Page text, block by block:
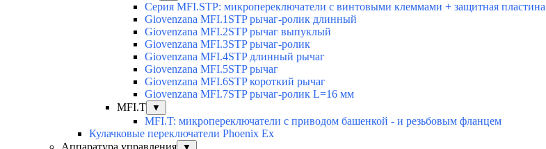
Серия MFI.STP: микропереключатели с винтовыми клеммами + защитная пластина
Giovenzana MFI.1STP рычаг-ролик длинный
Giovenzana MFI.2STP рычаг выпуклый
Giovenzana MFI.3STP рычаг-ролик
Giovenzana MFI.4STP длинный рычаг
Giovenzana MFI.5STP рычаг
Giovenzana MFI.6STP короткий рычаг
Giovenzana MFI.7STP рычаг-ролик L=16 мм
MFI.T
▼
MFI.T: микропереключатели с приводом башенкой - и резьбовым фланцем
Кулачковые переключатели Phoenix Ex